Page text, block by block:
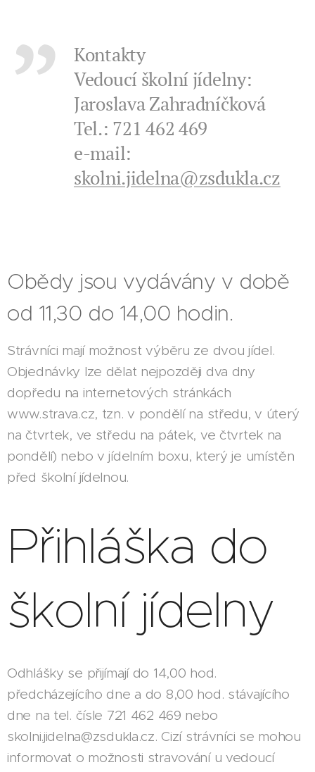
Kontakty
Vedoucí školní jídelny:
Jaroslava Zahradníčková
Tel.: 721 462 469
e-mail:
skolni.jidelna@zsdukla.cz
Obědy jsou vydávány v době
od 11,30 do 14,00 hodin.
Strávníci mají možnost výběru ze dvou jídel.
Objednávky lze dělat nejpozději dva dny
dopředu na internetových stránkách
www.strava.cz, tzn. v pondělí na středu, v úterý
na čtvrtek, ve středu na pátek, ve čtvrtek na
pondělí) nebo v jídelním boxu, který je umístěn
před školní jídelnou.
Přihláška do
školní jídelny
Odhlášky se přijímají do 14,00 hod.
předcházejícího dne a do 8,00 hod. stávajícího
dne na tel. čísle 721 462 469 nebo
skolni.jidelna@zsdukla.cz. Cizí strávníci se mohou
informovat o možnosti stravování u vedoucí